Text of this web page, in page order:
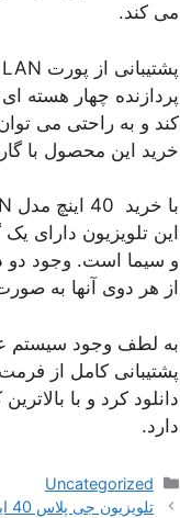
می کند.
کند و به راحتی می
خرید این محصول با
این تلویزیون دارای
از هر دوی آنها به
پشتیبانی کامل از
دانلود کرد و با
دارد.
دسته‌ها
Uncategorized
تلویزیون جی پلاس 40 اینچ هوشمند مدل GTV-40RH614N